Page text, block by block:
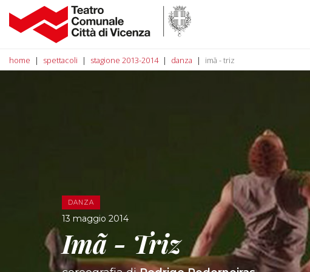
home spettacoli stagione 2013-2014 danza imã - triz
DANZA
13 maggio 2014
Imã - Triz